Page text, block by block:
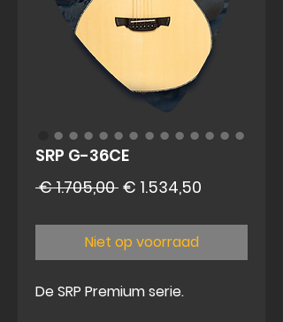
SRP G-36CE
€ 1.705,00 Normale
€ 1.534,50
Niet op voorraad
De SRP Premium serie.